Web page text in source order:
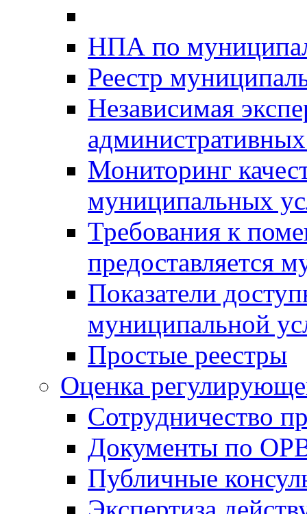
НПА по
Реестр
Независимая
Мониторинг
муниципальных
Требования к
предоставляется
Показатели
муниципальной
Простые реестры
Оценка
Сотрудничество
Документы по
Публичные